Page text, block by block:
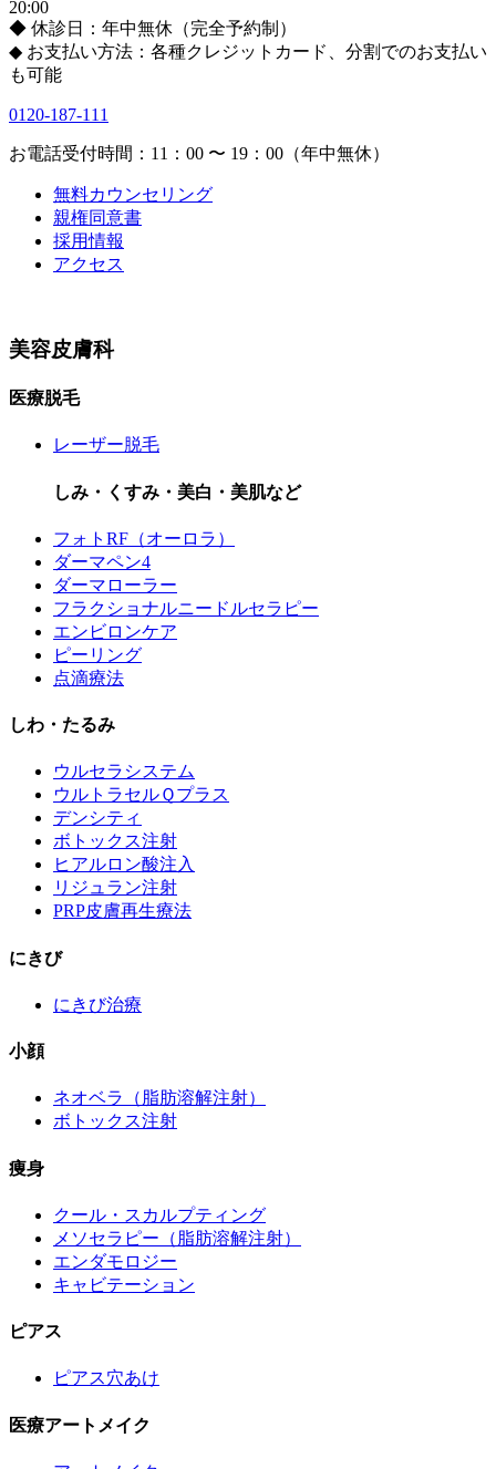
20:00
◆ 休診日：年中無休（完全予約制）
◆ お支払い方法：各種クレジットカード、分割でのお支払い
も可能
0120-187-111
お電話受付時間：11：00 〜 19：00（年中無休）
無料カウンセリング
親権同意書
採用情報
アクセス
美容皮膚科
医療脱毛
レーザー脱毛
しみ・くすみ・美白・美肌など
フォトRF（オーロラ）
ダーマペン4
ダーマローラー
フラクショナルニードルセラピー
エンビロンケア
ピーリング
点滴療法
しわ・たるみ
ウルセラシステム
ウルトラセルＱプラス
デンシティ
ボトックス注射
ヒアルロン酸注入
リジュラン注射
PRP皮膚再生療法
にきび
にきび治療
小顔
ネオベラ（脂肪溶解注射）
ボトックス注射
痩身
クール・スカルプティング
メソセラピー（脂肪溶解注射）
エンダモロジー
キャビテーション
ピアス
ピアス穴あけ
医療アートメイク